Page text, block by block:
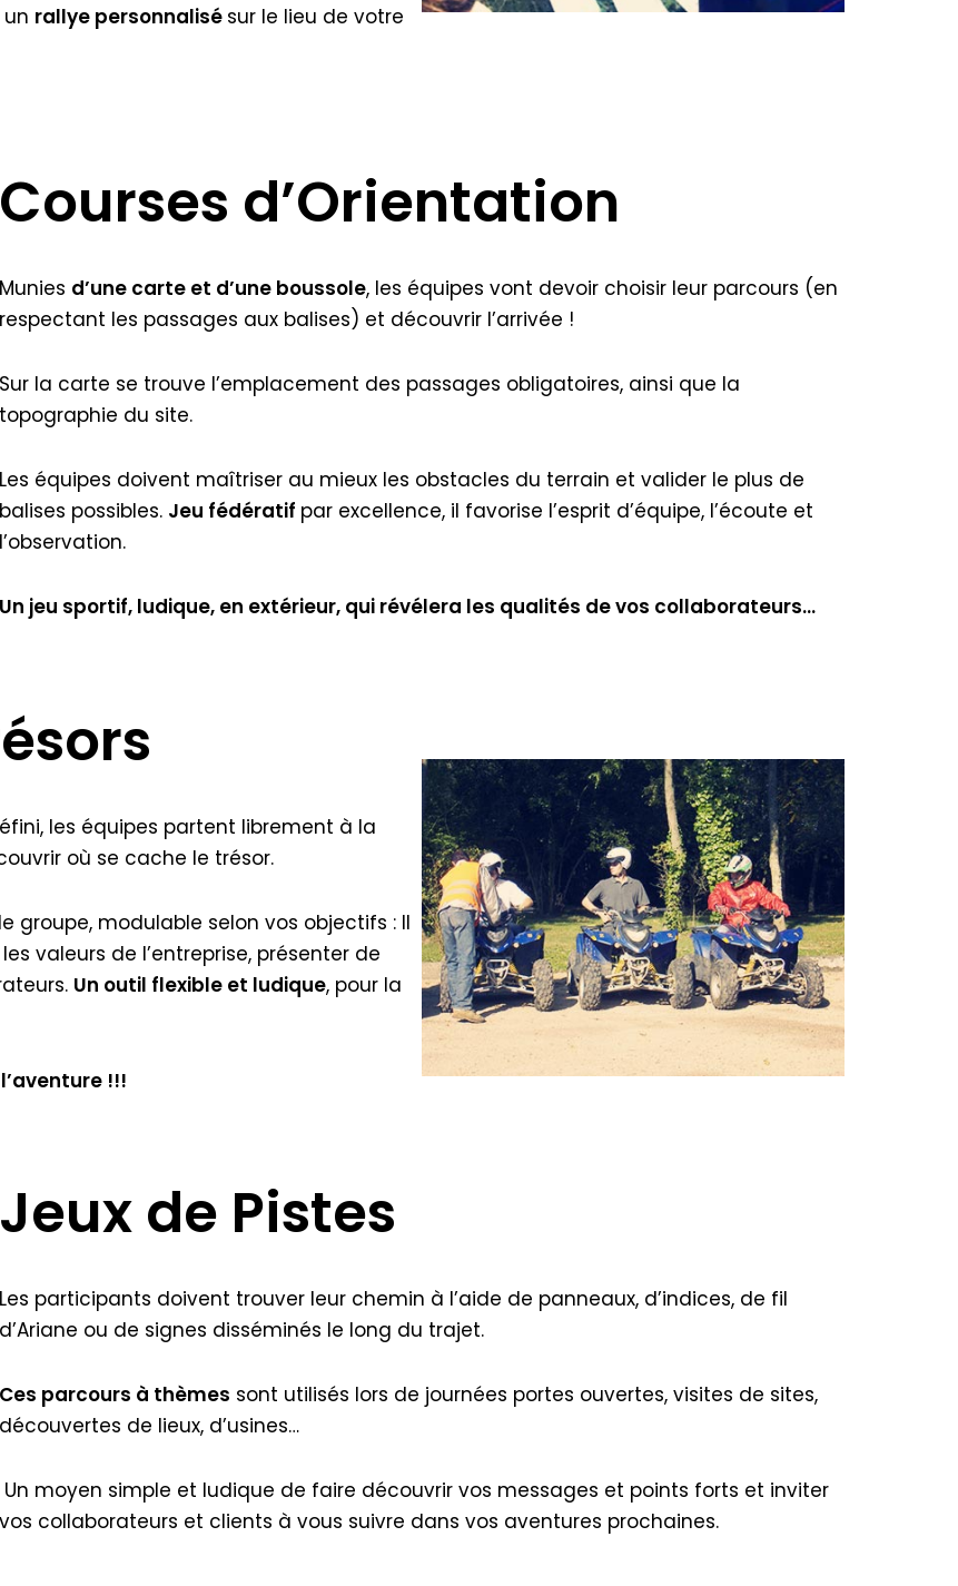
rallye personnalisé sur le lieu de votre
d’Orientation
Munies d’une carte et d’une boussole, les équipes vont devoir choisir leur parcours (en
respectant les passages aux balises) et découvrir l’arrivée !
Sur la carte se trouve l’emplacement des passages obligatoires, ainsi que la
topographie du site.
équipes doivent maîtriser au mieux les obstacles du terrain et valider le plus de
balises possibles. Jeu fédératif par excellence, il favorise l’esprit d’équipe, l’écoute et
l’observation.
Un jeu sportif, ludique, en extérieur, qui révélera les qualités de vos collaborateurs…
les équipes partent librement à la
où se cache le trésor.
groupe, modulable selon vos objectifs : Il
valeurs de l’entreprise, présenter de
Un outil flexible et ludique, pour la
!!!
de Pistes
participants doivent trouver leur chemin à l’aide de panneaux, d’indices, de fil
ou de signes disséminés le long du trajet.
parcours à thèmes sont utilisés lors de journées portes ouvertes, visites de sites,
de lieux, d’usines…
moyen simple et ludique de faire découvrir vos messages et points forts et inviter
collaborateurs et clients à vous suivre dans vos aventures prochaines.